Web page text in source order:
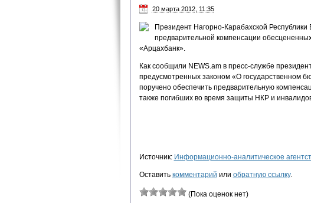
20 марта 2012, 11:35
Президент Нагорно-Карабахской
предварительной компенсации
«Арцахбанк».
Как сообщили NEWS.am в пресс-службе
предусмотренных законом «О государственном
поручено обеспечить предварительную
также погибших во время защиты НКР и
Источник: Информационно-аналитическое
Оставить комментарий или обратную ссылку.
(Пока оценок нет)